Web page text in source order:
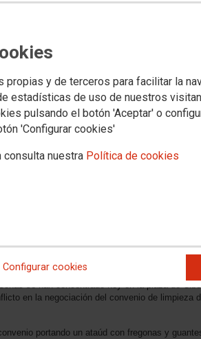
propias y de terceros para facilitar la
estadísticas de uso de nuestros
pulsando el botón 'Aceptar' o
'Configurar cookies'
consulta nuestra Política de cookies
Configurar cookies
en su actitud, y se sienten a negociar
se han concentrado hoy en la plaza de
en la negociación del convenio de limpieza
portando un ataúd con fregonas y